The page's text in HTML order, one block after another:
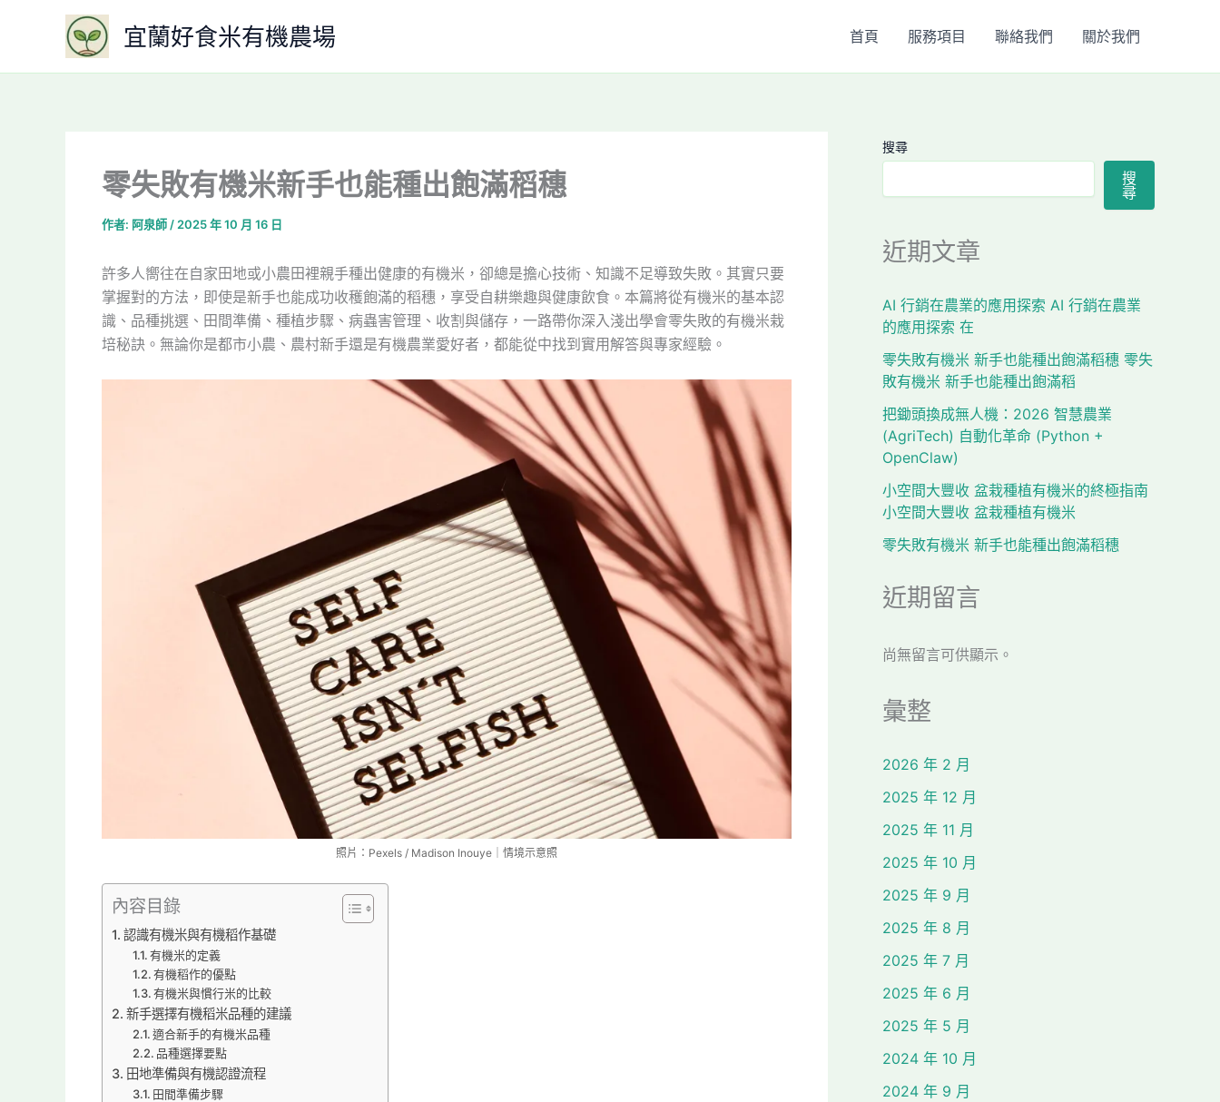
宜蘭好食米有機農場 首頁 服務項目 聯絡我們 關於我們
零失敗有機米新手也能種出飽滿稻穗
作者: 阿泉師 / 2025 年 10 月 16 日
許多人嚮往在自家田地或小農田裡親手種出健康的有機米，卻總是擔心技術、知識不足導致失敗。其實只要
掌握對的方法，即使是新手也能成功收穫飽滿的稻穗，享受自耕樂趣與健康飲食。本篇將從有機米的基本認
識、品種挑選、田間準備、種植步驟、病蟲害管理、收割與儲存，一路帶你深入淺出學會零失敗的有機米栽
培秘訣。無論你是都市小農、農村新手還是有機農業愛好者，都能從中找到實用解答與專家經驗。
照片：Pexels / Madison Inouye｜情境示意照
內容目錄
認識有機米與有機稻作基礎
有機米的定義
有機稻作的優點
有機米與慣行米的比較
新手選擇有機稻米品種的建議
適合新手的有機米品種
品種選擇要點
田地準備與有機認證流程
田間準備步驟
搜尋
搜
尋
近期文章
AI 行銷在農業的應用探索 AI 行銷在農業
的應用探索 在
零失敗有機米 新手也能種出飽滿稻穗 零失
敗有機米 新手也能種出飽滿稻
把鋤頭換成無人機：2026 智慧農業
(AgriTech) 自動化革命 (Python +
OpenClaw)
小空間大豐收 盆栽種植有機米的終極指南
小空間大豐收 盆栽種植有機米
零失敗有機米 新手也能種出飽滿稻穗
近期留言
尚無留言可供顯示。
彙整
2026 年 2 月
2025 年 12 月
2025 年 11 月
2025 年 10 月
2025 年 9 月
2025 年 8 月
2025 年 7 月
2025 年 6 月
2025 年 5 月
2024 年 10 月
2024 年 9 月